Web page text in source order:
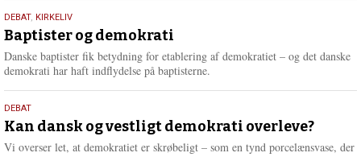
18.
maj
2026
DEBAT, KIRKELIV
Baptister og demokrati
Danske baptister fik betydning for etablering af demokratiet – og det danske
demokrati har haft indflydelse på baptisterne.
18.
maj
2026
DEBAT
Kan dansk og vestligt demokrati overleve?
Vi overser let, at demokratiet er skrøbeligt – som en tynd porcelænsvase, der